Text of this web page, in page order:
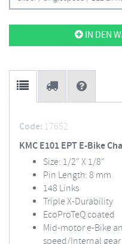
IN DEN
Code: 17652
KMC E101 EPT E-Bike
Size: 1/2" X 1/8"
Pin Length: 8 mm
148 Links
Triple X-Durability
EcoProTeQ coated
Mid-motor e-Bike
speed/Internal gear